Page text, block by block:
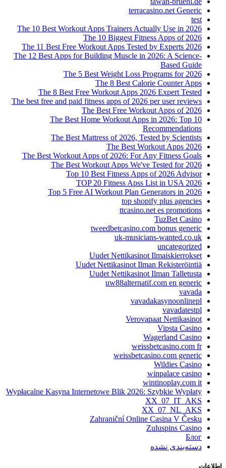
terracasino.net Generic
test
The 10 Best Workout Apps Trainers Actually Use in 2026
The 10 Biggest Fitness Apps of 2026
The 11 Best Free Workout Apps Tested by Experts 2026
The 12 Best Apps for Building Muscle in 2026: A Science-
Based Guide
The 5 Best Weight Loss Programs for 2026
The 8 Best Calorie Counter Apps
The 8 Best Free Workout Apps 2026 Expert Tested
The best free and paid fitness apps of 2026 per user reviews
The Best Free Workout Apps of 2026
The Best Home Workout Apps in 2026: Top 10
Recommendations
The Best Mattress of 2026, Tested by Scientists
The Best Workout Apps 2026
The Best Workout Apps of 2026: For Any Fitness Goals
The Best Workout Apps We've Tested for 2026
Top 10 Best Fitness Apps of 2026 Advisor
TOP 20 Fitness Apss List in USA 2026
Top 5 Free AI Workout Plan Generators in 2026
top shopify plus agencies
ttcasino.net es promotions
TuzBet Casino
tweedbetcasino.com bonus generic
uk-musicians-wanted.co.uk
uncategorized
Uudet Nettikasinot Ilmaiskierrokset
Uudet Nettikasinot Ilman Rekisteröintiä
Uudet Nettikasinot Ilman Talletusta
uw88alternatif.com en generic
vavada
vavadakasynoonlinepl
vavadatestpl
Verovapaat Nettikasinot
Vipsta Casino
Wagerland Casino
weissbetcasino.com fr
weissbetcasino.com generic
Wildies Casino
winpalace casino
wintinoplay.com it
Wypłacalne Kasyna Internetowe Blik 2026: Szybkie Wypłaty
XX_07_IT_AKS
XX_07_NL_AKS
Zahraniční Online Casina V Česku
Zuluspins Casino
Блог
دسته‌بندی نشده
اطلاعات